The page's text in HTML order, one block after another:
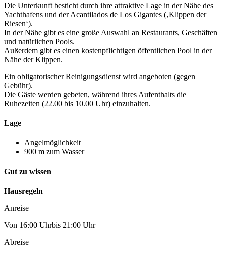
Die Unterkunft besticht durch ihre attraktive Lage in der Nähe des
Yachthafens und der Acantilados de Los Gigantes (‚Klippen der
Riesen‘).
In der Nähe gibt es eine große Auswahl an Restaurants, Geschäften
und natürlichen Pools.
Außerdem gibt es einen kostenpflichtigen öffentlichen Pool in der
Nähe der Klippen.
Ein obligatorischer Reinigungsdienst wird angeboten (gegen
Gebühr).
Die Gäste werden gebeten, während ihres Aufenthalts die
Ruhezeiten (22.00 bis 10.00 Uhr) einzuhalten.
Lage
Angelmöglichkeit
900 m zum Wasser
Gut zu wissen
Hausregeln
Anreise
Von 16:00 Uhrbis 21:00 Uhr
Abreise